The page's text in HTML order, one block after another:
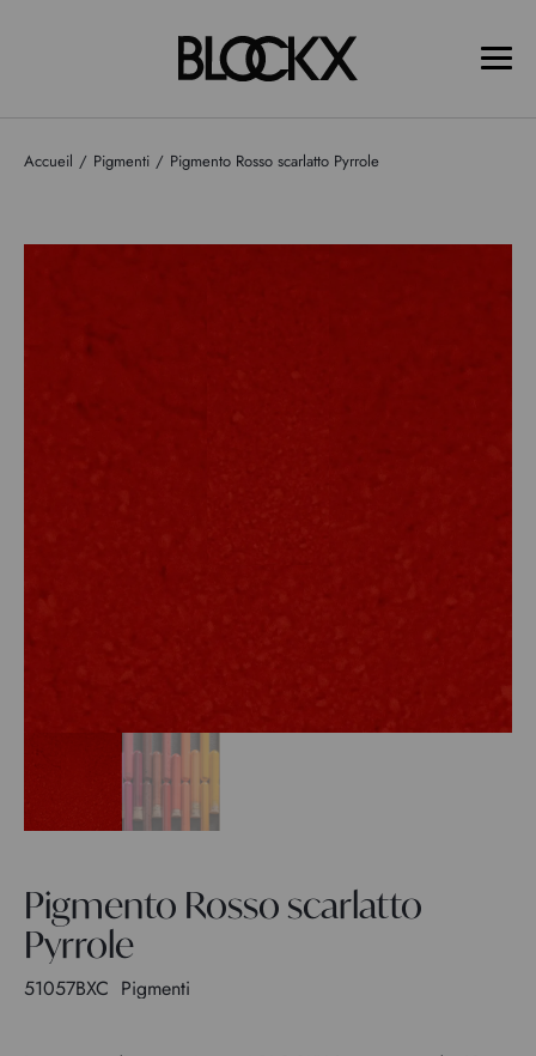
Accueil Pigmenti Pigmento Rosso scarlatto Pyrrole
Pigmento Rosso scarlatto
Pyrrole
51057BXC Pigmenti